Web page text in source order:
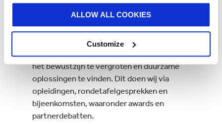
ALLOW ALL COOKIES
Customize
ondernemen. Daarbij streven wij ernaar inzicht te
krijgen in de duurzaamheidsfactoren binnen onze
volledige waardeketen.
Impact:het delen van kennis en expertise om
het bewustzijn te vergroten en duurzame
oplossingen te vinden. Dit doen wij via
opleidingen, rondetafelgesprekken en
bijeenkomsten, waaronder awards en
partnerdebatten.